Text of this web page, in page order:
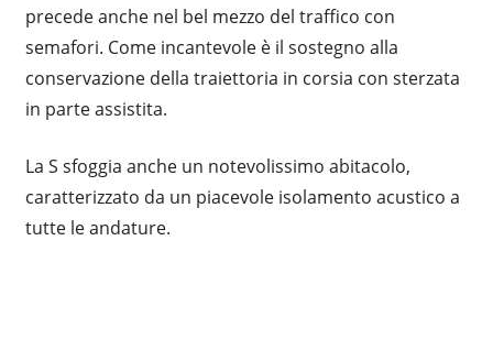
precede anche nel bel mezzo del traffico con
semafori. Come incantevole è il sostegno alla
conservazione della traiettoria in corsia con sterzata
in parte assistita.
La S sfoggia anche un notevolissimo abitacolo,
caratterizzato da un piacevole isolamento acustico a
tutte le andature.